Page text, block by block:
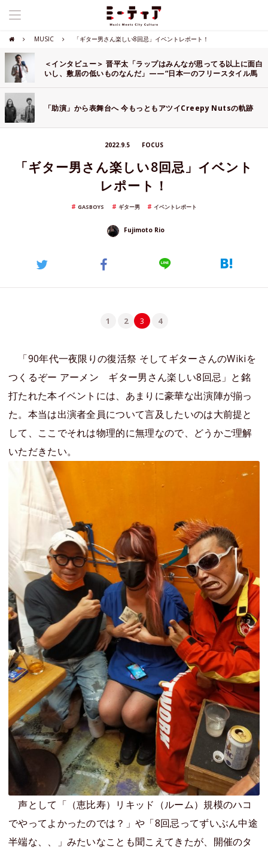
MUSIC 「ギター男さん楽しい8回忌」イベントレポート！
＜インタビュー＞ 晋平太「ラップはみんなが思ってる以上に面白
いし、敷居の低いものなんだ」——“日本一のフリースタイル馬
「助演」から表舞台へ 今もっともアツイCreepy Nutsの軌跡
2022.9.5 FOCUS
「ギター男さん楽しい8回忌」イベント
レポート！
GASBOYS ギター男 イベントレポート
Fujimoto Rio
1 2 3 4
「90年代一夜限りの復活祭 そしてギターさんのWikiを
つくるぞー アーメン ギター男さん楽しい8回忌」と銘
打たれた本イベントには、あまりに豪華な出演陣が揃っ
た。本当は出演者全員について言及したいのは大前提と
して、ここでそれは物理的に無理なので、どうかご理解
いただきたい。
声として「（恵比寿）リキッド（ルーム）規模のハコ
でやってよかったのでは？」や「8回忌ってずいぶん中途
半端な、、」みたいなことも聞こえてきたが、開催のタ